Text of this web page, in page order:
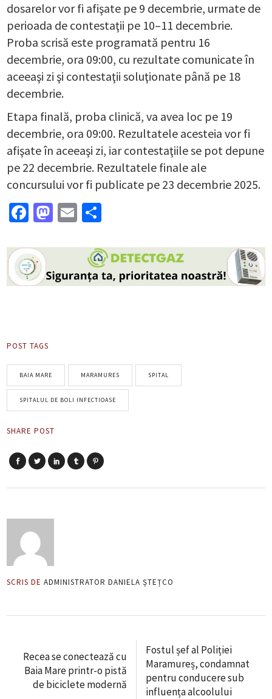
dosarelor vor fi afişate pe 9 decembrie, urmate de
perioada de contestaţii pe 10–11 decembrie.
Proba scrisă este programată pentru 16
decembrie, ora 09:00, cu rezultate comunicate în
aceeaşi zi şi contestaţii soluţionate până pe 18
decembrie.
Etapa finală, proba clinică, va avea loc pe 19
decembrie, ora 09:00. Rezultatele acesteia vor fi
afişate în aceeaşi zi, iar contestaţiile se pot depune
pe 22 decembrie. Rezultatele finale ale
concursului vor fi publicate pe 23 decembrie 2025.
Facebook
Mastodon
Email
POST TAGS
BAIA MARE MARAMURES SPITAL
SPITALUL DE BOLI INFECTIOASE
SHARE POST
SCRIS DE ADMINISTRATOR DANIELA ȘTEȚCO
Recea se conectează cu
Baia Mare printr-o pistă
de biciclete modernă
Fostul șef al Poliției
Maramureș, condamnat
pentru conducere sub
influența alcoolului